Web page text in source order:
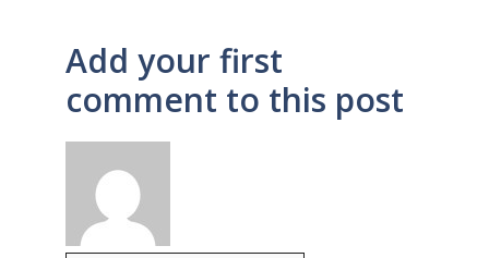
Add your first
comment to this post